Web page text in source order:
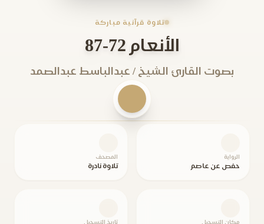
تلاوة قرآنية مباركة
الأنعام 72-87
بصوت القارئ الشيخ / عبدالباسط عبدالصمد
الرواية
حفص عن عاصم
المصحف
تلاوة نادرة
مكان التسجيل تاريخ التسجيل